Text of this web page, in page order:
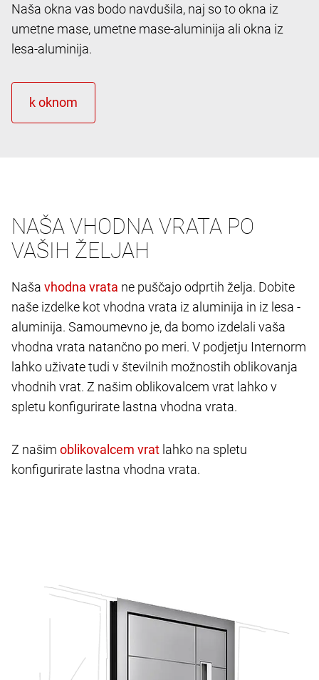
Naša okna vas bodo navdušila, naj so to okna iz
umetne mase, umetne mase-aluminija ali okna iz
lesa-aluminija.
NAŠA VHODNA VRATA PO
VAŠIH ŽELJAH
Naša
ne puščajo odprtih želja. Dobite
naše izdelke kot vhodna vrata iz aluminija in iz lesa -
aluminija. Samoumevno je, da bomo izdelali vaša
vhodna vrata natančno po meri. V podjetju Internorm
lahko uživate tudi v številnih možnostih oblikovanja
vhodnih vrat. Z našim oblikovalcem vrat lahko v
spletu konfigurirate lastna vhodna vrata.
Z našim
lahko na spletu
konfigurirate lastna vhodna vrata.